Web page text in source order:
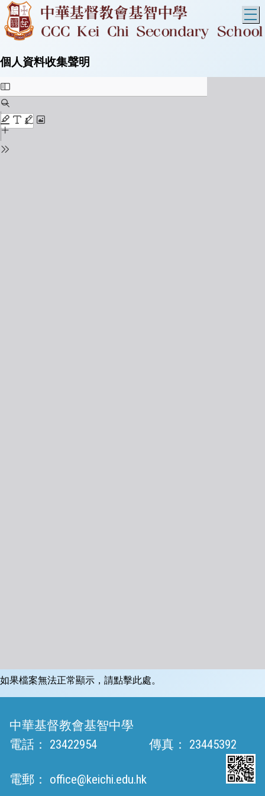
個人資料收集聲明
如果檔案無法正常顯示，請點擊此處。
中華基督教會基智中學
電話：
23422954 傳真： 23445392
電郵： office@keichi.edu.hk